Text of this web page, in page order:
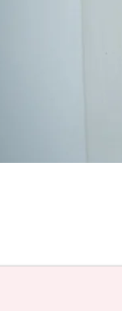
genossenschaft